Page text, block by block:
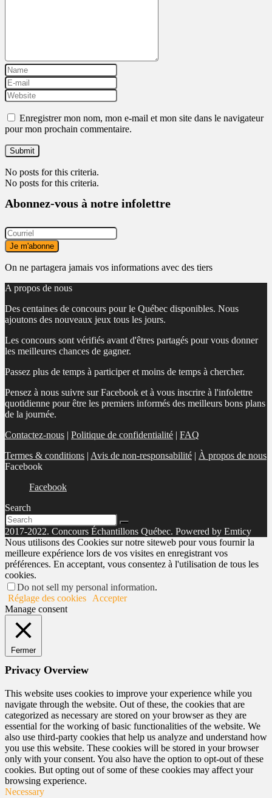
Enregistrer mon nom, mon e-mail et mon site dans le navigateur
pour mon prochain commentaire.
No posts for this criteria.
No posts for this criteria.
Abonnez-vous à notre infolettre
On ne partagera jamais vos informations avec des tiers
A propos de nous
Des centaines de concours pour le Québec disponibles. Nous
ajoutons des nouveaux jeux tous les jours.
Les concours sont vérifiés avant d'êtres partagés pour vous donner
les meilleures chances de gagner.
Passez plus de temps à participer et moins de temps à chercher.
Pensez à nous suivre sur Facebook et à vous inscrire à l'infolettre
quotidienne pour être les premiers informés des meilleurs bons plans
de la journée.
Contactez-nous | Politique de confidentialité | FAQ
Termes & conditions | Avis de non-responsabilité | À propos de nous
Facebook
Facebook
Search
2017-2022. Concours Échantillons Québec. Powered by Emticy
Nous utilisons des Cookies sur notre siteweb pour vous fournir la
meilleure expérience lors de vos visites en enregistrant vos
préférences. En acceptant, vous consentez à l'utilisation de tous les
cookies.
Do not sell my personal information.
Réglage des cookies
Accepter
Manage consent
Fermer
Privacy Overview
This website uses cookies to improve your experience while you
navigate through the website. Out of these, the cookies that are
categorized as necessary are stored on your browser as they are
essential for the working of basic functionalities of the website. We
also use third-party cookies that help us analyze and understand how
you use this website. These cookies will be stored in your browser
only with your consent. You also have the option to opt-out of these
cookies. But opting out of some of these cookies may affect your
browsing experience.
Necessary